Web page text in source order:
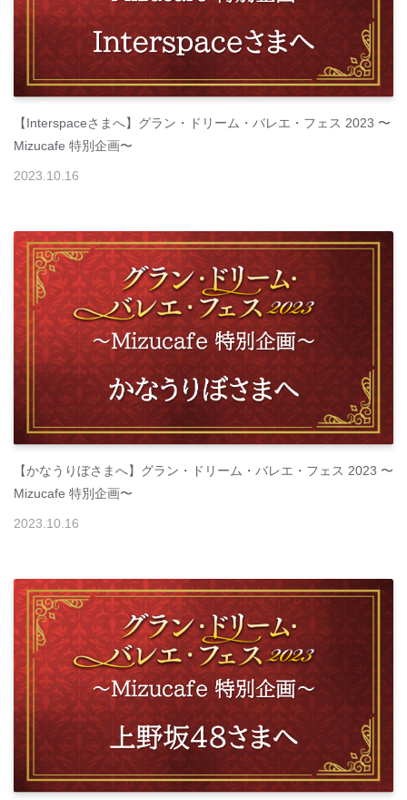
【Interspaceさまへ】グラン・ドリーム・バレエ・フェス 2023 〜
Mizucafe 特別企画〜
2023 10 16
【かなうりぼさまへ】グラン・ドリーム・バレエ・フェス 2023 〜
Mizucafe 特別企画〜
2023 10 16